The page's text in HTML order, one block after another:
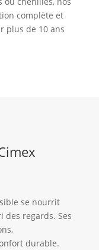
complète et
plus de 10 ans
se nourrit
des regards. Ses
durable.